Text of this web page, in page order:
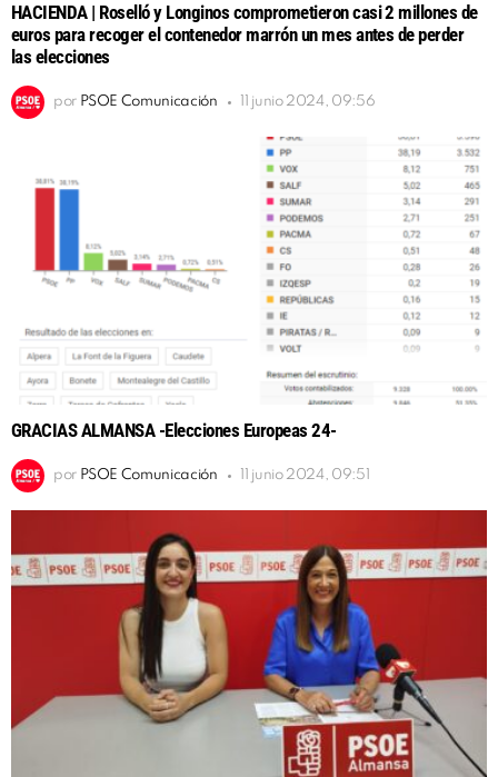
HACIENDA | Roselló y Longinos comprometieron casi 2 millones de
euros para recoger el contenedor marrón un mes antes de perder
las elecciones
por PSOE Comunicación 11 junio 2024, 09:56
GRACIAS ALMANSA -Elecciones Europeas 24-
por PSOE Comunicación 11 junio 2024, 09:51